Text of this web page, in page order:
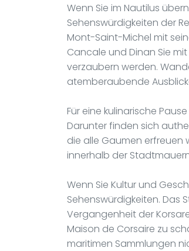
Wenn Sie im Nautilus
Sehenswürdigkeiten der
Mont-Saint-Michel mit
Cancale und Dinan Sie
verzaubern werden.
atemberaubende
Für eine kulinarische
Darunter finden sich
die alle Gaumen erfreuen
innerhalb der
Wenn Sie Kultur und
Sehenswürdigkeiten. Das
Vergangenheit der
Maison de Corsaire zu
maritimen Sammlungen